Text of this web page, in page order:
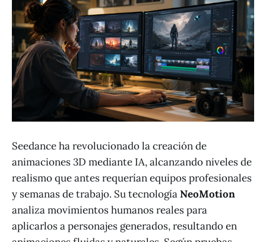
Seedance ha revolucionado la creación de
animaciones 3D mediante IA, alcanzando niveles de
realismo que antes requerían equipos profesionales
y semanas de trabajo. Su tecnologíaNeoMotion
analiza movimientos humanos reales para
aplicarlos a personajes generados, resultando en